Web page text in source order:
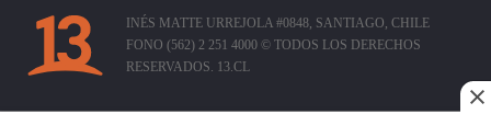
INÉS MATTE URREJOLA #0848, SANTIAGO, CHILE
FONO (562) 2 251 4000 © TODOS LOS DERECHOS
RESERVADOS. 13.CL